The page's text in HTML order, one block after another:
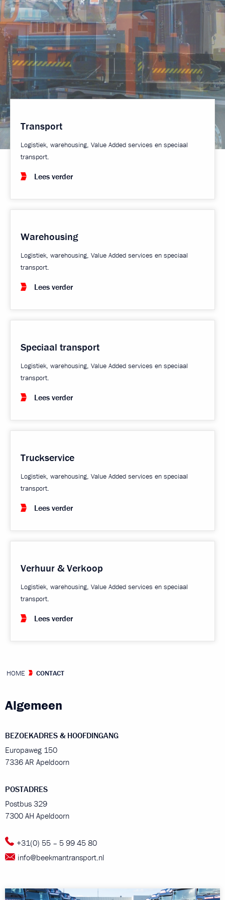
Transport
Logistiek, warehousing, Value Added services en speciaal
transport.
Lees verder
Warehousing
Logistiek, warehousing, Value Added services en speciaal
transport.
Lees verder
Speciaal transport
Logistiek, warehousing, Value Added services en speciaal
transport.
Lees verder
Truckservice
Logistiek, warehousing, Value Added services en speciaal
transport.
Lees verder
Verhuur & Verkoop
Logistiek, warehousing, Value Added services en speciaal
transport.
Lees verder
HOME CONTACT
Algemeen
BEZOEKADRES & HOOFDINGANG
Europaweg 150
7336 AR Apeldoorn
POSTADRES
Postbus 329
7300 AH Apeldoorn
+31(0) 55 – 5 99 45 80
info@beekmantransport.nl